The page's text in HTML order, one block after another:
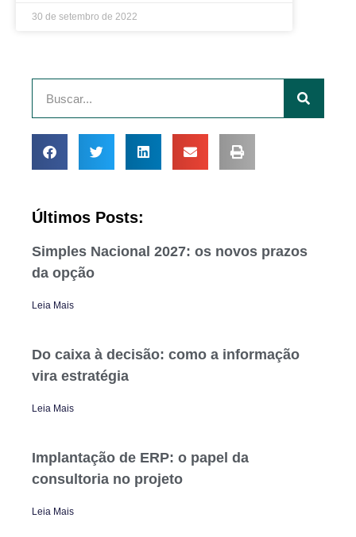
30 de setembro de 2022
Últimos Posts:
Simples Nacional 2027: os novos prazos
da opção
Leia Mais
Do caixa à decisão: como a informação
vira estratégia
Leia Mais
Implantação de ERP: o papel da
consultoria no projeto
Leia Mais